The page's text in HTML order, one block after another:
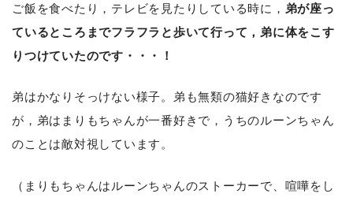
ご飯を食べたり，テレビを見たりしている時に， 弟が座っ
ているところまでフラフラと歩いて行って，弟に体をこす
りつけていたのです・・・！
弟はかなりそっけない様子。弟も無類の猫好きなのです
が，弟はまりもちゃんが一番好きで，うちのルーンちゃん
のことは敵対視しています。
（まりもちゃんはルーンちゃんのストーカーで、喧嘩をし